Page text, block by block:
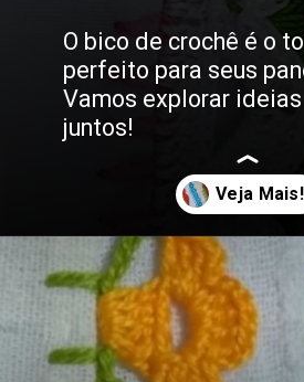
O bico de crochê é o
perfeito para seus
Vamos explorar
juntos!
Opening